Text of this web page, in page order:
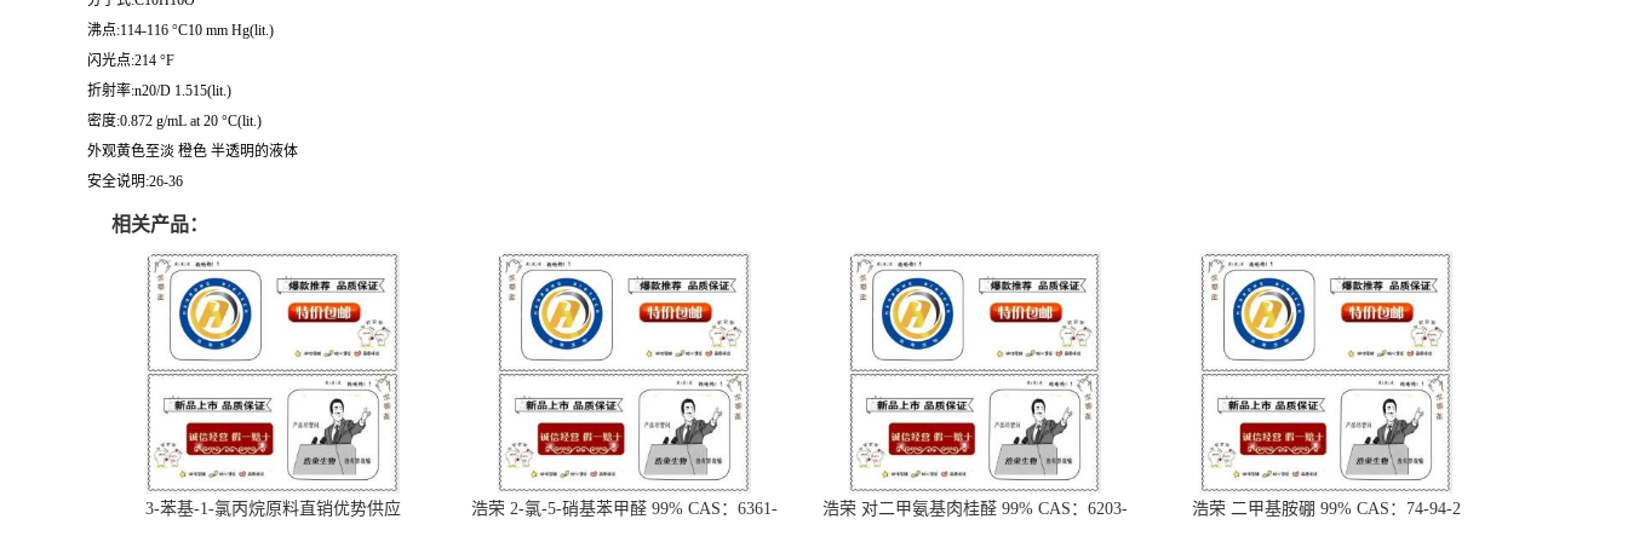
沸点:114-116 °C10 mm Hg(lit.)
闪光点:214 °F
折射率:n20/D 1.515(lit.)
密度:0.872 g/mL at 20 °C(lit.)
外观黄色至淡 橙色 半透明的液体
安全说明:26-36
相关产品：
3-苯基-1-氯丙烷原料直销优势供应
浩荣 2-氯-5-硝基苯甲醛 99% CAS：6361-
浩荣 对二甲氨基肉桂醛 99% CAS：6203-
浩荣 二甲基胺硼 99% CAS：74-94-2